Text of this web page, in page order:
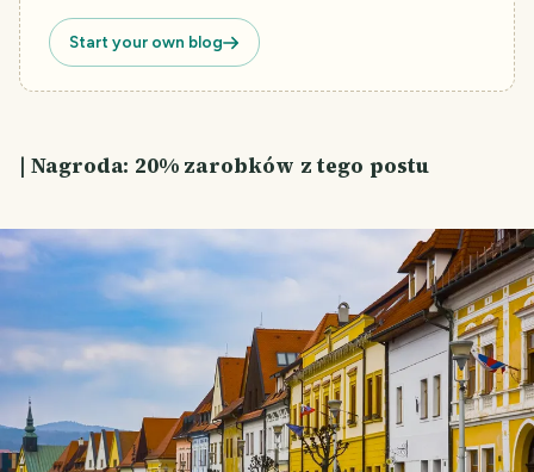
Start your own blog
| Nagroda: 20% zarobków z tego postu